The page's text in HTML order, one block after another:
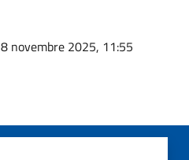
novembre 2025, 11:55